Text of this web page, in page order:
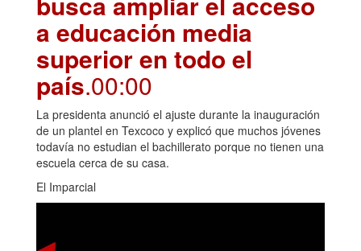
a educación media
superior en todo el
país.00:00
La presidenta anunció el ajuste durante la inauguración
de un plantel en Texcoco y explicó que muchos jóvenes
todavía no estudian el bachillerato porque no tienen una
escuela cerca de su casa.
El Imparcial